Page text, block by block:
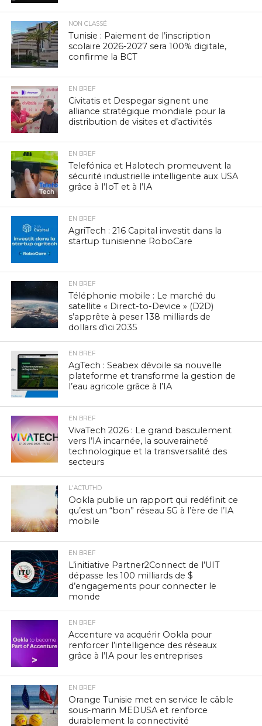
NON CLASSÉ
Tunisie : Paiement de l’inscription
scolaire 2026-2027 sera 100% digitale,
confirme la BCT
EN BREF
Civitatis et Despegar signent une
alliance stratégique mondiale pour la
distribution de visites et d’activités
EN BREF
Telefónica et Halotech promeuvent la
sécurité industrielle intelligente aux USA
grâce à l’IoT et à l’IA
EN BREF
AgriTech : 216 Capital investit dans la
startup tunisienne RoboCare
EN BREF
Téléphonie mobile : Le marché du
satellite « Direct-to-Device » (D2D)
s’apprête à peser 138 milliards de
dollars d’ici 2035
EN BREF
AgTech : Seabex dévoile sa nouvelle
plateforme et transforme la gestion de
l’eau agricole grâce à l’IA
EN BREF
VivaTech 2026 : Le grand basculement
vers l’IA incarnée, la souveraineté
technologique et la transversalité des
secteurs
L'ACTUTHD
Ookla publie un rapport qui redéfinit ce
qu’est un “bon” réseau 5G à l’ère de l’IA
mobile
EN BREF
L’initiative Partner2Connect de l’UIT
dépasse les 100 milliards de $
d’engagements pour connecter le
monde
EN BREF
Accenture va acquérir Ookla pour
renforcer l’intelligence des réseaux
grâce à l’IA pour les entreprises
EN BREF
Orange Tunisie met en service le câble
sous-marin MEDUSA et renforce
durablement la connectivité